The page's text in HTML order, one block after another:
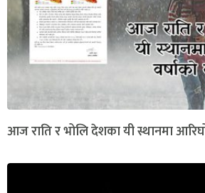
आज राति र भोलि देशका यी स्थानमा